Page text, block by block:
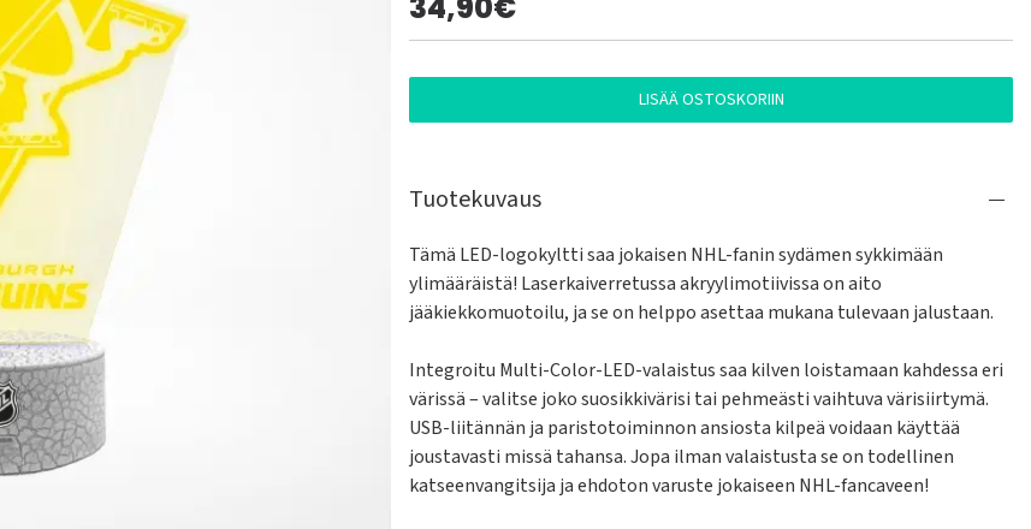
LISÄÄ OSTOSKORIIN
Tuotekuvaus
Tämä LED-logokyltti saa jokaisen NHL-fanin sydämen sykkimään
ylimääräistä! Laserkaiverretussa akryylimotiivissa on aito
jääkiekkomuotoilu, ja se on helppo asettaa mukana tulevaan jalustaan.
Integroitu Multi-Color-LED-valaistus saa kilven loistamaan kahdessa eri
värissä – valitse joko suosikkivärisi tai pehmeästi vaihtuva värisiirtymä.
USB-liitännän ja paristotoiminnon ansiosta kilpeä voidaan käyttää
joustavasti missä tahansa. Jopa ilman valaistusta se on todellinen
katseenvangitsija ja ehdoton varuste jokaiseen NHL-fancaveen!